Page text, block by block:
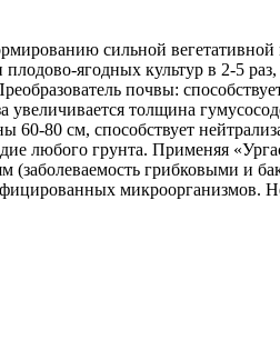
сильной
ягодных культур в 2-5 раз,
почвы:
толщина
80 см, способствует
любого грунта. Применяя
(заболеваемость грибковыми и
микроорганизмов.